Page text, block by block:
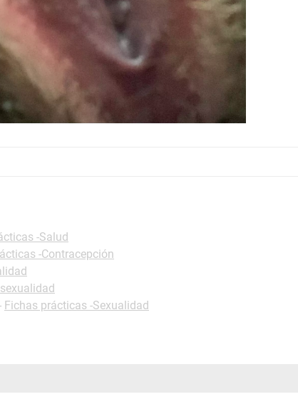
-Salud
-Contracepción
Fichas prácticas -Sexualidad